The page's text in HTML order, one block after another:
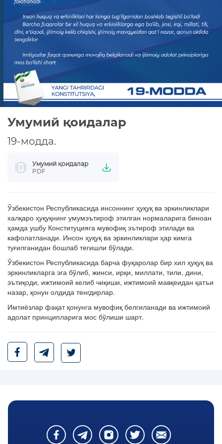
КОНСТИТУЦИЯВИЙ ЛУҒАТ
КОНСТИТУЦИЯНИ ЎРГАНАМИЗ
МАХФИЙЛИК СИЁСАТИ
Умумий қоидалар
19-модда.
Умумий қоидалар
PDF
Ўзбекистон Республикасида инсоннинг ҳуқуқ ва эркинликлари
халқаро ҳуқуқнинг умумэътироф этилган нормаларига биноан
ҳамда ушбу Конституцияга мувофиқ эътироф этилади ва
кафолатланади. Инсон ҳуқуқ ва эркинликлари ҳар кимга
туғилганидан бошлаб тегишли бўлади.
Ўзбекистон Республикасида барча фуқаролар бир хил ҳуқуқ ва
эркинликларга эга бўлиб, жинси, ирқи, миллати, тили, дини,
эътиқоди, ижтимоий келиб чиқиши, ижтимоий мавқеидан қатъи
назар, қонун олдида тенгдирлар.
Имтиёзлар фақат қонунга мувофиқ белгиланади ва ижтимоий
адолат принципларига мос бўлиши шарт.